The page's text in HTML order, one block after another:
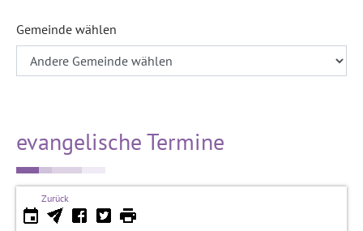
Gemeinde wählen
evangelische Termine
Zurück